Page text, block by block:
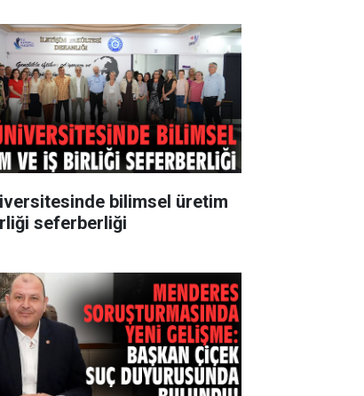
bilimsel üretim
seferberliği